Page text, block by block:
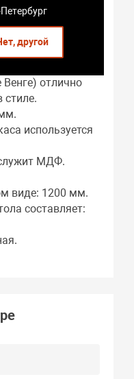
другой
2 года.
1
отлично
стиле.
используется
МДФ.
виде: 1200 мм.
составляет: